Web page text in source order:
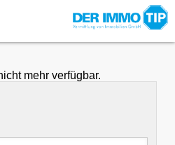
mehr verfügbar.